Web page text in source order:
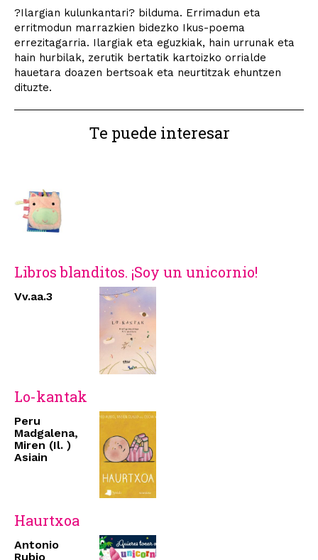
?Ilargian kulunkantari? bilduma. Errimadun eta
erritmodun marrazkien bidezko Ikus-poema
errezitagarria. Ilargiak eta eguzkiak, hain urrunak eta
hain hurbilak, zerutik bertatik kartoizko orrialde
hauetara doazen bertsoak eta neurtitzak ehuntzen
dituzte.
Te puede interesar
Libros blanditos. ¡Soy un unicornio!
Vv.aa.3
Lo-kantak
Peru
Madgalena,
Miren (Il. )
Asiain
Haurtxoa
Antonio
Rubio